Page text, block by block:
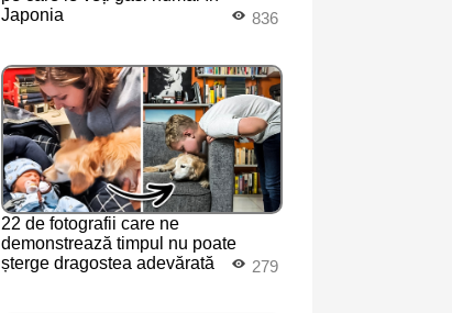
Japonia
836
22 de fotografii care ne
demonstrează timpul nu poate
șterge dragostea adevărată
279